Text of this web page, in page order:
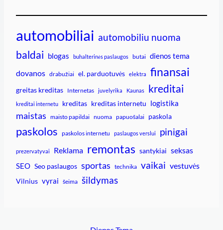
automobiliai automobiliu nuoma
baldai blogas buhalterinės paslaugos butai dienos tema
dovanos drabužiai el. parduotuvės elektra finansai
greitas kreditas Internetas juvelyrika Kaunas kreditai
kreditai internetu kreditas kreditas internetu logistika
maistas maisto papildai nuoma papuošalai paskola
paskolos paskolos internetu paslaugos verslui pinigai
prezervatyvai Reklama remontas santykiai seksas
SEO Seo paslaugos sportas technika vaikai vestuvės
Vilnius vyrai šeima šildymas